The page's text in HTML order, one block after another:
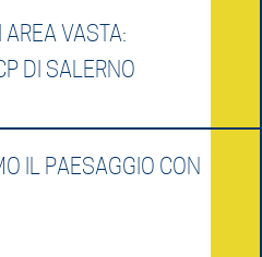
VASTA:
DI SALERNO
IL PAESAGGIO CON